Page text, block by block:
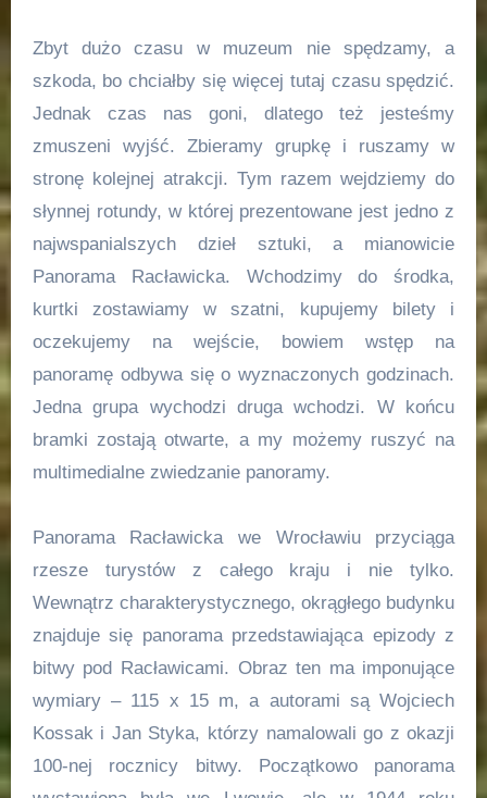
Zbyt dużo czasu w muzeum nie spędzamy, a
szkoda, bo chciałby się więcej tutaj czasu spędzić.
Jednak czas nas goni, dlatego też jesteśmy
zmuszeni wyjść. Zbieramy grupkę i ruszamy w
stronę kolejnej atrakcji. Tym razem wejdziemy do
słynnej rotundy, w której prezentowane jest jedno z
najwspanialszych dzieł sztuki, a mianowicie
Panorama Racławicka. Wchodzimy do środka,
kurtki zostawiamy w szatni, kupujemy bilety i
oczekujemy na wejście, bowiem wstęp na
panoramę odbywa się o wyznaczonych godzinach.
Jedna grupa wychodzi druga wchodzi. W końcu
bramki zostają otwarte, a my możemy ruszyć na
multimedialne zwiedzanie panoramy.
Panorama Racławicka we Wrocławiu przyciąga
rzesze turystów z całego kraju i nie tylko.
Wewnątrz charakterystycznego, okrągłego budynku
znajduje się panorama przedstawiająca epizody z
bitwy pod Racławicami. Obraz ten ma imponujące
wymiary – 115 x 15 m, a autorami są Wojciech
Kossak i Jan Styka, którzy namalowali go z okazji
100-nej rocznicy bitwy. Początkowo panorama